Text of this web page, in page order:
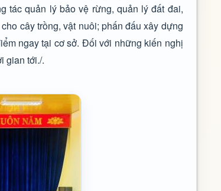
tác quản lý bảo vệ rừng, quản lý đất đai,
cây trồng, vật nuôi; phấn đấu xây dựng
ngay tại cơ sở. Đối với những kiến nghị
gian tới./.